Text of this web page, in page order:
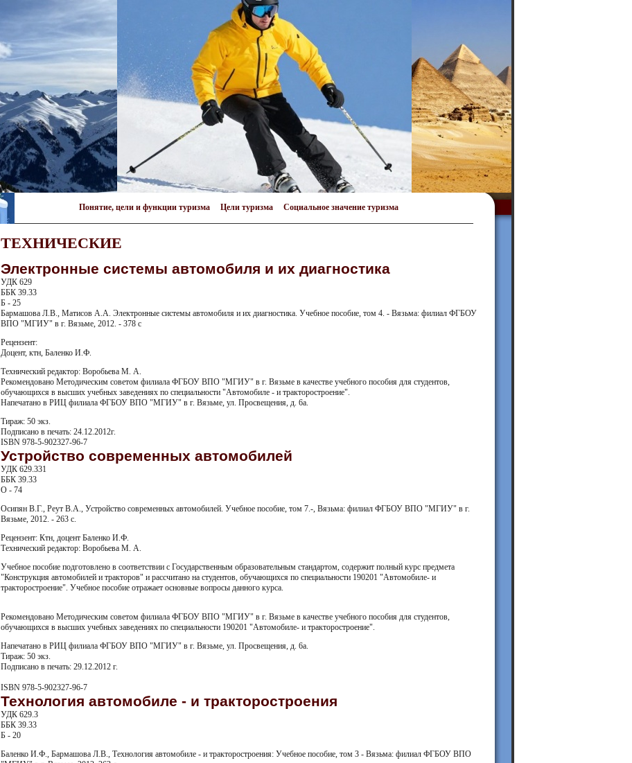
Понятие, цели и функции туризма Цели туризма Социальное значение туризма
ТЕХНИЧЕСКИЕ
Электронные системы автомобиля и их диагностика
УДК 629
ББК 39.33
Б - 25
Бармашова Л.В., Матисов А.А. Электронные системы автомобиля и их диагностика. Учебное пособие, том 4. - Вязьма: филиал ФГБОУ
ВПО "МГИУ" в г. Вязьме, 2012. - 378 с
Рецензент:
Доцент, ктн, Баленко И.Ф.
Технический редактор: Воробьева М. А.
Рекомендовано Методическим советом филиала ФГБОУ ВПО "МГИУ" в г. Вязьме в качестве учебного пособия для студентов,
обучающихся в высших учебных заведениях по специальности "Автомобиле - и тракторостроение".
Напечатано в РИЦ филиала ФГБОУ ВПО "МГИУ" в г. Вязьме, ул. Просвещения, д. 6а.
Тираж: 50 экз.
Подписано в печать: 24.12.2012г.
ISBN 978-5-902327-96-7
Устройство современных автомобилей
УДК 629.331
ББК 39.33
О - 74
Осипян В.Г., Реут В.А., Устройство современных автомобилей. Учебное пособие, том 7.-, Вязьма: филиал ФГБОУ ВПО "МГИУ" в г.
Вязьме, 2012. - 263 с.
Рецензент: Ктн, доцент Баленко И.Ф.
Технический редактор: Воробьева М. А.
Учебное пособие подготовлено в соответствии с Государственным образовательным стандартом, содержит полный курс предмета
"Конструкция автомобилей и тракторов" и рассчитано на студентов, обучающихся по специальности 190201 "Автомобиле- и
тракторостроение". Учебное пособие отражает основные вопросы данного курса.
Рекомендовано Методическим советом филиала ФГБОУ ВПО "МГИУ" в г. Вязьме в качестве учебного пособия для студентов,
обучающихся в высших учебных заведениях по специальности 190201 "Автомобиле- и тракторостроение".
Напечатано в РИЦ филиала ФГБОУ ВПО "МГИУ" в г. Вязьме, ул. Просвещения, д. 6а.
Тираж: 50 экз.
Подписано в печать: 29.12.2012 г.
ISBN 978-5-902327-96-7
Технология автомобиле - и тракторостроения
УДК 629.3
ББК 39.33
Б - 20
Баленко И.Ф., Бармашова Л.В., Технология автомобиле - и тракторостроения: Учебное пособие, том 3 - Вязьма: филиал ФГБОУ ВПО